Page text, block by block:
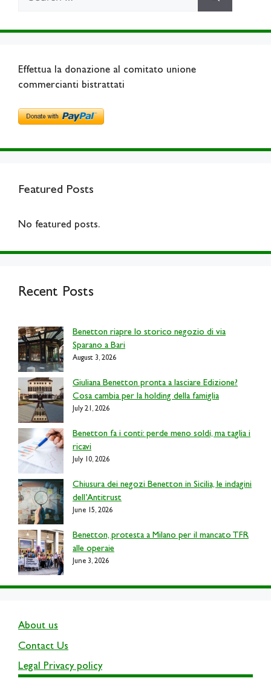
Effettua la donazione al comitato unione
commercianti bistrattati
Featured Posts
No featured posts.
Recent Posts
Benetton riapre lo storico negozio di via
Sparano a Bari
August 3, 2026
Giuliana Benetton pronta a lasciare Edizione?
Cosa cambia per la holding della famiglia
July 21, 2026
Benetton fa i conti: perde meno soldi, ma taglia i
ricavi
July 10, 2026
Chiusura dei negozi Benetton in Sicilia, le indagini
dell’Antitrust
June 15, 2026
Benetton, protesta a Milano per il mancato TFR
alle operaie
June 3, 2026
About us
Contact Us
Legal Privacy policy